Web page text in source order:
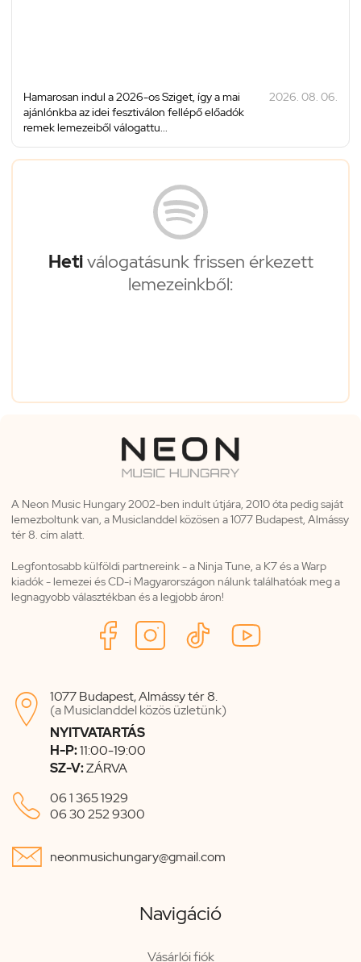
Hamarosan indul a 2026-os Sziget, így a mai
ajánlónkba az idei fesztiválon fellépő előadók
remek lemezeiből válogattu...
2026. 08. 06.
Hetiválogatásunk frissen érkezett
lemezeinkből:
A Neon Music Hungary 2002-ben indult útjára, 2010 óta pedig saját
lemezboltunk van, a Musiclanddel közösen a 1077 Budapest, Almássy
tér 8. cím alatt.
Legfontosabb külföldi partnereink - a Ninja Tune, a K7 és a Warp
kiadók - lemezei és CD-i Magyarországon nálunk találhatóak meg a
legnagyobb választékban és a legjobb áron!

1077 Budapest, Almássy tér 8.
(a Musiclanddel közös üzletünk)
NYITVATARTÁS
H-P:11:00-19:00
SZ-V:ZÁRVA
 06 1 365 1929
06 30 252 9300
 neonmusichungary@gmail.com
Navigáció
Vásárlói fiók